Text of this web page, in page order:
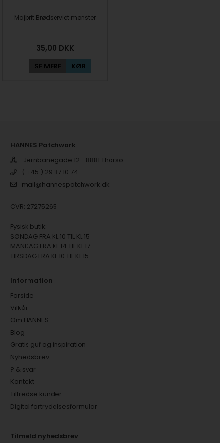
Majbrit Brødserviet mønster
35,00 DKK
SE MERE KØB
HANNES Patchwork
Jernbanegade 12 - 8881 Thorsø
( +45 ) 29 87 10 74
mail@hannespatchwork.dk
CVR: 27275265
Fysisk butik:
SØNDAG FRA KL 10 TIL KL 15
MANDAG FRA KL 14 TIL KL 17
TIRSDAG FRA KL 10 TIL KL 15
Information
Forside
Vilkår
Om HANNES
Blog
Gratis guf og inspiration
Nyhedsbrev
? & svar
Kontakt
Tilfredse kunder
Digital fortrydelsesformular
Tilmeld nyhedsbrev